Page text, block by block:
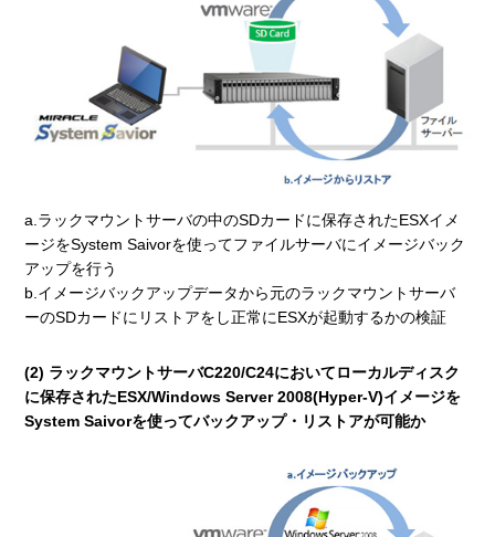
a.ラックマウントサーバの中のSDカードに保存されたESXイメ
ージをSystem Saivorを使ってファイルサーバにイメージバック
アップを行う
b.イメージバックアップデータから元のラックマウントサーバ
ーのSDカードにリストアをし正常にESXが起動するかの検証
(2) ラックマウントサーバC220/C24においてローカルディスク
に保存されたESX/Windows Server 2008(Hyper-V)イメージを
System Saivorを使ってバックアップ・リストアが可能か